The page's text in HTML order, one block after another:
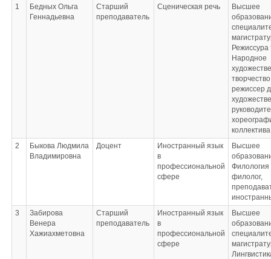
1
Бедных Ольга
Геннадьевна
Старший
преподаватель
Сценическая речь
Высшее
Режиссура
Народное
творчество
режиссер
коллектива
2
Быкова Людмила
Владимировна
Доцент
Иностранный язык
в
профессиональной
сфере
Высшее
Филология
филолог,
3
Забирова
Венера
Хажиахметовна
Старший
преподаватель
Иностранный язык
в
профессиональной
сфере
Высшее